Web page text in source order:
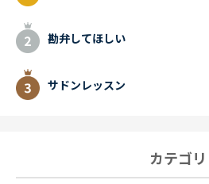
勘弁してほしい
サドンレッスン
カテゴリ